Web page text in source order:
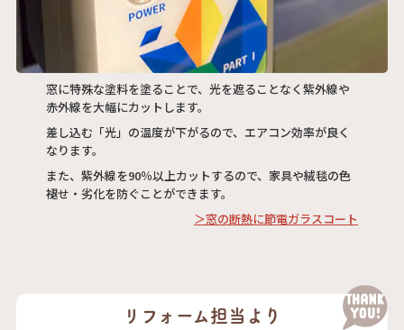
窓に特殊な塗料を塗ることで、光を遮ることなく紫外線や
赤外線を大幅にカットします。
差し込む「光」の温度が下がるので、エアコン効率が良く
なります。
また、紫外線を90％以上カットするので、家具や絨毯の色
褪せ・劣化を防ぐことができます。
＞窓の断熱に節電ガラスコート
リフォーム担当より